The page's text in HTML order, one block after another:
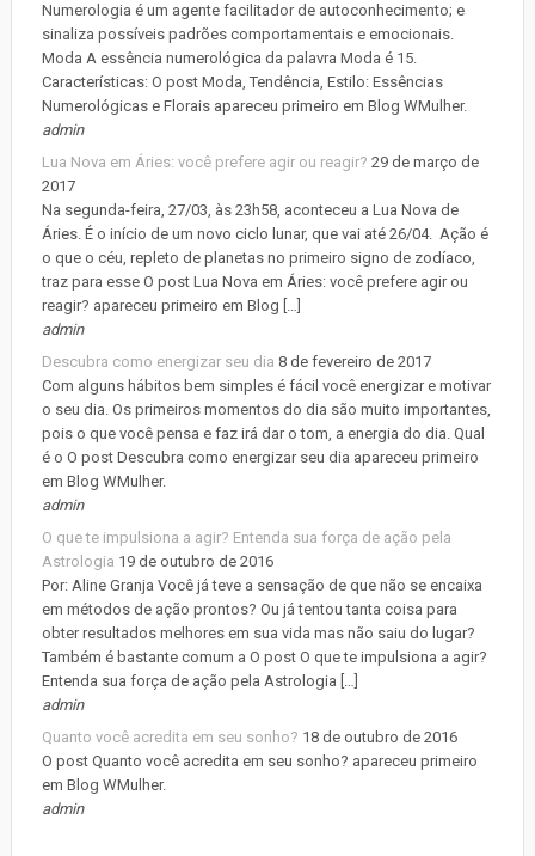
Numerologia é um agente facilitador de autoconhecimento; e
sinaliza possíveis padrões comportamentais e emocionais.
Moda A essência numerológica da palavra Moda é 15.
Características: O post Moda, Tendência, Estilo: Essências
Numerológicas e Florais apareceu primeiro em Blog WMulher.
admin
Lua Nova em Áries: você prefere agir ou reagir? 29 de março de
2017
Na segunda-feira, 27/03, às 23h58, aconteceu a Lua Nova de
Áries. É o início de um novo ciclo lunar, que vai até 26/04. Ação é
o que o céu, repleto de planetas no primeiro signo de zodíaco,
traz para esse O post Lua Nova em Áries: você prefere agir ou
reagir? apareceu primeiro em Blog […]
admin
Descubra como energizar seu dia 8 de fevereiro de 2017
Com alguns hábitos bem simples é fácil você energizar e motivar
o seu dia. Os primeiros momentos do dia são muito importantes,
pois o que você pensa e faz irá dar o tom, a energia do dia. Qual
é o O post Descubra como energizar seu dia apareceu primeiro
em Blog WMulher.
admin
O que te impulsiona a agir? Entenda sua força de ação pela
Astrologia 19 de outubro de 2016
Por: Aline Granja Você já teve a sensação de que não se encaixa
em métodos de ação prontos? Ou já tentou tanta coisa para
obter resultados melhores em sua vida mas não saiu do lugar?
Também é bastante comum a O post O que te impulsiona a agir?
Entenda sua força de ação pela Astrologia […]
admin
Quanto você acredita em seu sonho? 18 de outubro de 2016
O post Quanto você acredita em seu sonho? apareceu primeiro
em Blog WMulher.
admin